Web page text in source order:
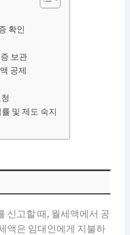
확인
보관
공제
및 제도 숙지
신고할 때, 월세액에서 공
액은 임대인에게 지불하